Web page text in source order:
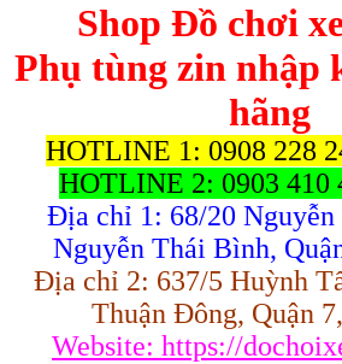
Shop Đồ chơi
Phụ tùng zin nhập
hãng
HOTLINE 1: 0908 228
HOTLINE 2: 0903 410
Địa chỉ 1: 68/20 Nguyễn
Nguyễn Thái Bình,
Địa chỉ 2: 637/5 Huỳnh
Thuận Đông, Quận
Website: https://